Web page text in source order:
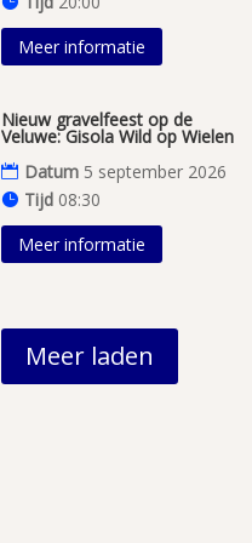
Meer informatie
Nieuw gravelfeest op de
Veluwe: Gisola Wild op Wielen
Datum 5 september 2026
Tijd 08:30
Meer informatie
Meer laden